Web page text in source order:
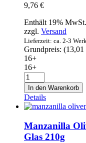
9,76 €
Enthält 19% MwSt.
zzgl. Versand
Lieferzeit: ca. 2-3
Grundpreis: (13,01
16+
16+
Weißwein
Mesta
2019
Verdejo
0,75l
Menge
In den Warenkorb
Details
Manzanilla
Glas 210g